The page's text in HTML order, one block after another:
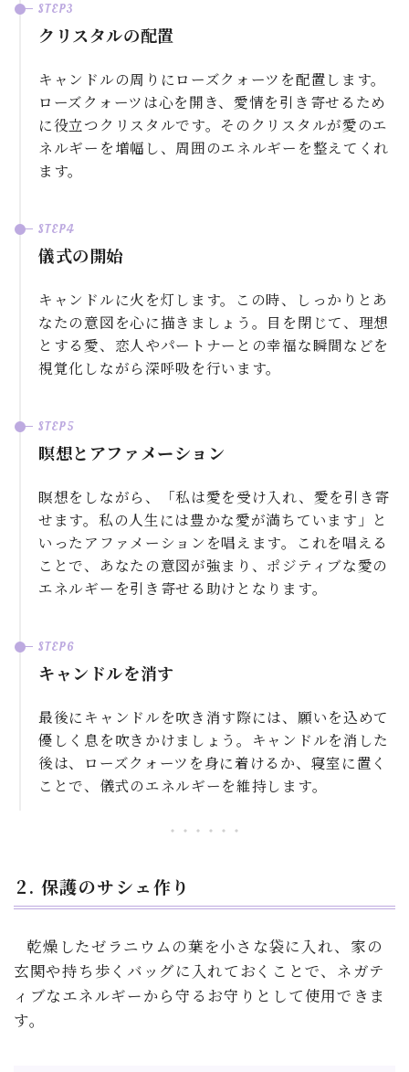
クリスタルの配置
キャンドルの周りにローズクォーツを配置します。
ローズクォーツは心を開き、愛情を引き寄せるため
に役立つクリスタルです。そのクリスタルが愛のエ
ネルギーを増幅し、周囲のエネルギーを整えてくれ
ます。
儀式の開始
キャンドルに火を灯します。この時、しっかりとあ
なたの意図を心に描きましょう。目を閉じて、理想
とする愛、恋人やパートナーとの幸福な瞬間などを
視覚化しながら深呼吸を行います。
瞑想とアファメーション
瞑想をしながら、「私は愛を受け入れ、愛を引き寄
せます。私の人生には豊かな愛が満ちています」と
いったアファメーションを唱えます。これを唱える
ことで、あなたの意図が強まり、ポジティブな愛の
エネルギーを引き寄せる助けとなります。
キャンドルを消す
最後にキャンドルを吹き消す際には、願いを込めて
優しく息を吹きかけましょう。キャンドルを消した
後は、ローズクォーツを身に着けるか、寝室に置く
ことで、儀式のエネルギーを維持します。
2. 保護のサシェ作り
乾燥したゼラニウムの葉を小さな袋に入れ、家の
玄関や持ち歩くバッグに入れておくことで、ネガテ
ィブなエネルギーから守るお守りとして使用できま
す。